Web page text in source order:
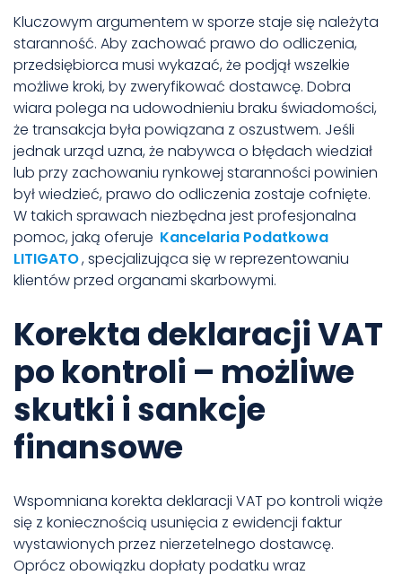
Kluczowym argumentem w sporze staje się należyta
staranność. Aby zachować prawo do odliczenia,
przedsiębiorca musi wykazać, że podjął wszelkie
możliwe kroki, by zweryfikować dostawcę. Dobra
wiara polega na udowodnieniu braku świadomości,
że transakcja była powiązana z oszustwem. Jeśli
jednak urząd uzna, że nabywca o błędach wiedział
lub przy zachowaniu rynkowej staranności powinien
był wiedzieć, prawo do odliczenia zostaje cofnięte.
W takich sprawach niezbędna jest profesjonalna
pomoc, jaką oferuje Kancelaria Podatkowa
LITIGATO, specjalizująca się w reprezentowaniu
klientów przed organami skarbowymi.
Korekta deklaracji VAT
po kontroli – możliwe
skutki i sankcje
finansowe
Wspomniana korekta deklaracji VAT po kontroli wiąże
się z koniecznością usunięcia z ewidencji faktur
wystawionych przez nierzetelnego dostawcę.
Oprócz obowiązku dopłaty podatku wraz